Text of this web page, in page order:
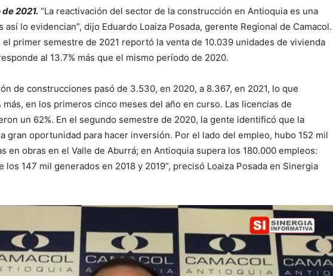
2021. “La reactivación del sector de la construcción en Antioquia es una
así lo evidencian”, dijo Eduardo Loaiza Posada, gerente Regional de Camacol.
primer semestre de 2021 reportó la venta de 10.039 unidades de vivienda
al 13.7% más que el mismo período de 2020.
de construcciones pasó de 3.530, en 2020, a 8.367, en 2021, lo que
más, en los primeros cinco meses del año en curso. Las licencias de
un 62%. En el segundo semestre de 2020, la gente identificó que la
gran oportunidad para hacer inversión. Por el lado del empleo, hubo 152 mil
en obras en el Valle de Aburrá; en Antioquia supera los 180.000 empleos:
los 147 mil generados en 2018 y 2019”, precisó Loaiza Posada en Sinergia